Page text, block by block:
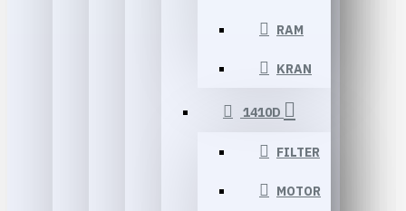
RAM
KRAN
1410D
FILTER
MOTOR